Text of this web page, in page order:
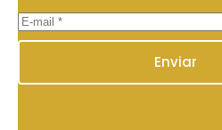
Enviar